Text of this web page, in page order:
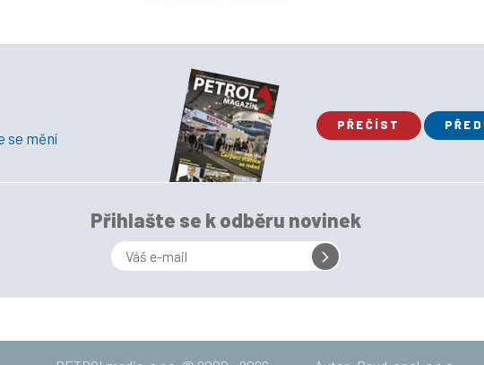
se mění
PŘEČÍST
Přihlašte se k odběru novinek